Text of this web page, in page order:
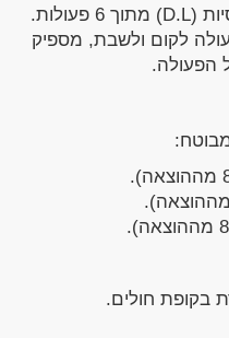
לקום ולשבת, מספיק
הפעולה.
בקופת חולים.